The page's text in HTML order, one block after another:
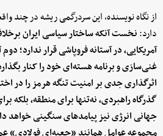
از نگاه نویسنده، این سردرگمی ریشه در چند
دارد:نخست آنکه ساختار سیاسی ایران
آمریکایی، در آستانه فروپاشی قرار ندارد؛
غنی‌سازی و برنامه هسته‌ای خود را کنار
اثرگذاری جدی بر امنیت تنگه هرمز را در
گذرگاه راهبردی، نه‌تنها برای منطقه، بلکه
جهانی انرژی نیز پیامدهای سنگینی خواهد